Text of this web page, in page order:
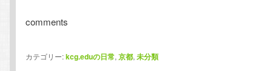
comments
カテゴリー:kcg.eduの日常,京都,未分類